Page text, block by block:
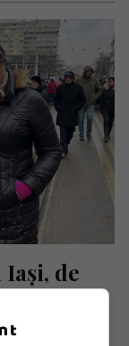
de
de 35
că